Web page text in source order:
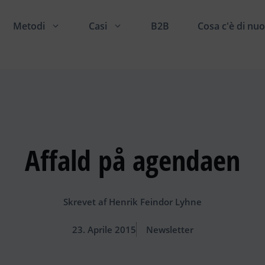
Metodi Casi B2B Cosa c'è di
Affald på agendaen
Skrevet af Henrik Feindor Lyhne
23. Aprile 2015 Newsletter